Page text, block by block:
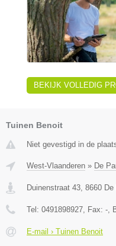
BEKIJK VOLLEDIG
Tuinen Benoit
Niet gevestigd in de
West-Vlaanderen » De
Duinenstraat 43 8660 De
Tel: 0491898927 , Fax: - ,
E-mail › Tuinen Benoit